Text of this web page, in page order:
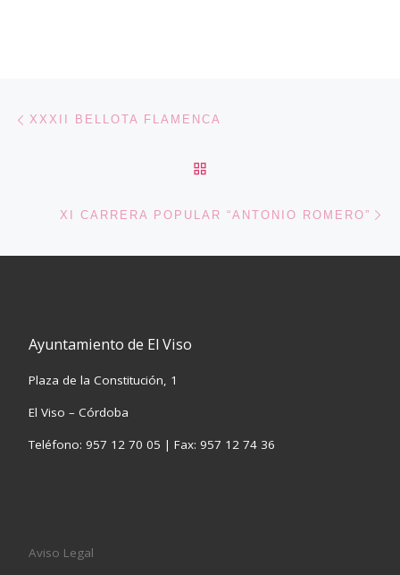
Navegación de entradas
XXXII BELLOTA FLAMENCA
XI CARRERA POPULAR “ANTONIO ROMERO”
Ayuntamiento de El Viso
Plaza de la Constitución, 1
El Viso – Córdoba
Teléfono: 957 12 70 05 | Fax: 957 12 74 36
Aviso Legal